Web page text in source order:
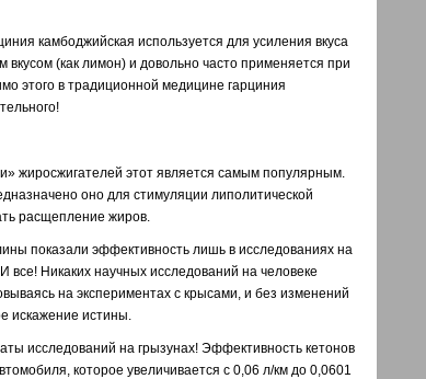
камбоджийская используется для усиления вкуса
(как лимон) и довольно часто применяется при
этого в традиционной медицине гарциния
жиросжигателей этот является самым популярным.
оно для стимуляции липолитической
расщепление жиров.
показали эффективность лишь в исследованиях на
все! Никаких научных исследований на человеке
на экспериментах с крысами, и без изменений
искажение истины.
исследований на грызунах! Эффективность кетонов
которое увеличивается с 0,06 л/км до 0,0601